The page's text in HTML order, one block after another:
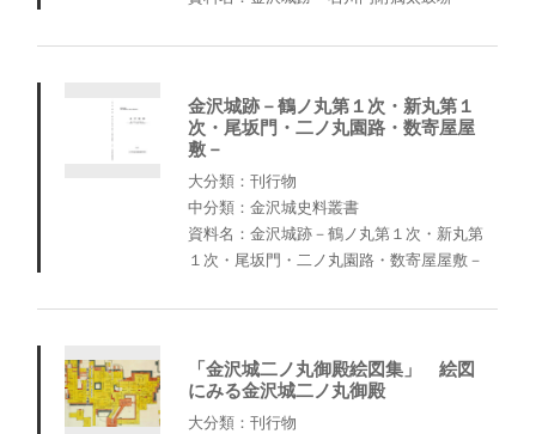
金沢城跡－鶴ノ丸第１次・新丸第１
次・尾坂門・二ノ丸園路・数寄屋屋
敷－
大分類：刊行物
中分類：金沢城史料叢書
資料名：金沢城跡－鶴ノ丸第１次・新丸第
１次・尾坂門・二ノ丸園路・数寄屋屋敷－
「金沢城二ノ丸御殿絵図集」 絵図
にみる金沢城二ノ丸御殿
大分類：刊行物